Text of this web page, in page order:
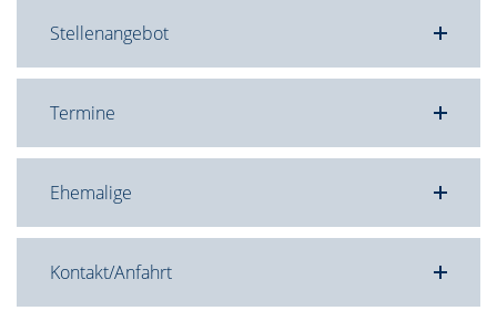
Stellenangebot
Termine
Ehemalige
Kontakt/Anfahrt